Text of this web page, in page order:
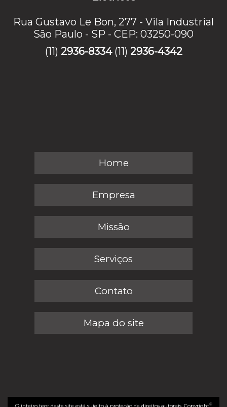
Rua Gustavo Le Bon, 277 - Vila Industrial
São Paulo - SP - CEP: 03250-090
(11) 2936-8334 (11) 2936-4342
Home
Empresa
Missão
Serviços
Contato
Mapa do site
©